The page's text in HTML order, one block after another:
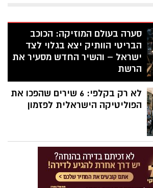
סערה בעולם המוזיקה: הכוכב
הבריטי הוותיק יצא בגלוי לצד
ישראל – והשיר החדש מסעיר את
הרשת
מי שהיה אליל נעורים בשנות השמונים ושיתף
פעולה עם מתופף יהודי חוטף חיצים מורעלים
של ביקורת לאחר ששחרר סינגל חדש שמזכיר
לא רק בקלפי: 6 שירים שהפכו את
הפוליטיקה הישראלית לפזמון